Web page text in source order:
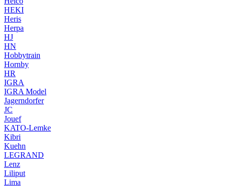
HEKI
Heris
Herpa
HJ
HN
Hobbytrain
Hornby
HR
IGRA
IGRA Model
Jagerndorfer
JC
Jouef
KATO-Lemke
Kibri
Kuehn
LEGRAND
Lenz
Liliput
Lima